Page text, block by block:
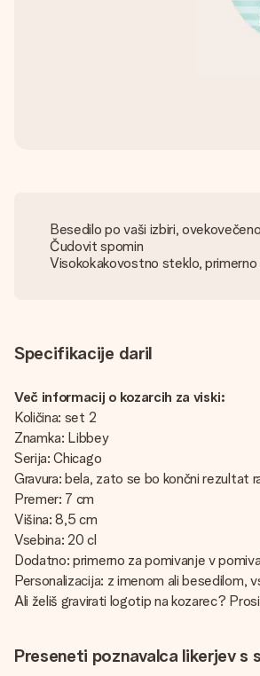
Besedilo po vaši izbiri,
Čudovit spomin
Visokokakovostno steklo,
Specifikacije daril
Več informacij o kozarcih za viski:
Količina: set 2
Znamka: Libbey
Serija: Chicago
Gravura: bela, zato se bo končni rezultat
Premer: 7 cm
Višina: 8,5 cm
Vsebina: 20 cl
Dodatno: primerno za pomivanje v
Personalizacija: z imenom ali besedilom,
Ali želiš gravirati logotip na kozarec?
Preseneti poznavalca likerjev s